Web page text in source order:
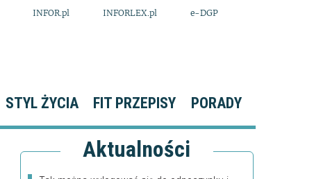
INFOR.pl INFORLEX.pl e-DGP
STYL ŻYCIA FIT PRZEPISY PORADY
Aktualności